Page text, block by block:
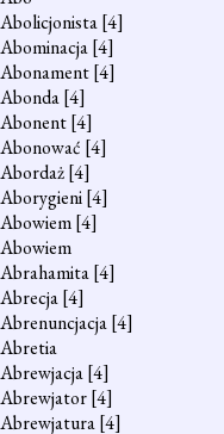
Abolicjonista[4]
Abominacja[4]
Abonament[4]
Abonda[4]
Abonent[4]
Abonować [4]
Abordaż[4]
Aborygieni[4]
Abowiem[4]
Abowiem
Abrahamita[4]
Abrecja[4]
Abrenuncjacja[4]
Abretia
Abrewjacja[4]
Abrewjator[4]
Abrewjatura[4]